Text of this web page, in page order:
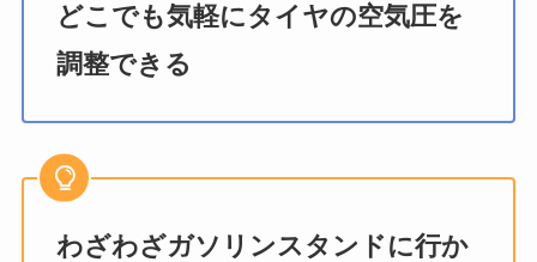
どこでも気軽にタイヤの空気圧を
調整できる
わざわざガソリンスタンドに行か